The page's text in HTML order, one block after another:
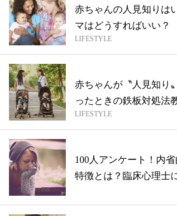
赤ちゃんの人見知りは
マはどうすればいい？
LIFESTYLE
赤ちゃんが〝人見知り
ったときの鉄板対処法
LIFESTYLE
100人アンケート！内
特徴とは？臨床心理士